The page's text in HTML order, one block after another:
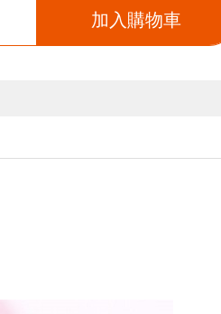
加入購物車